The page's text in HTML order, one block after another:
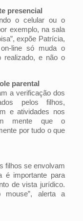
presencial
o celular ou o
exemplo, na sala
expõe Patrícia,
on-line só muda o
realizado, e não o
parental
a verificação dos
pelos filhos,
e atividades nos
mente que o
por tudo o que
filhos se envolvam
é importante para
de vista jurídico.
alerta a